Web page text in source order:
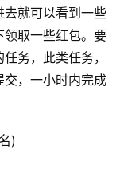
去就可以看到一些
取一些红包。要
务，此类任务，
，一小时内完成
)